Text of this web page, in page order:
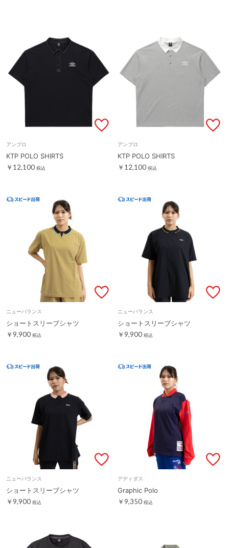
アンブロ
KTP POLO SHIRTS
￥12,100 税込
アンブロ
KTP POLO SHIRTS
￥12,100 税込
ニューバランス
ショートスリーブシャツ
￥9,900 税込
ニューバランス
ショートスリーブシャツ
￥9,900 税込
ニューバランス
ショートスリーブシャツ
￥9,900 税込
アディダス
Graphic Polo
￥9,350 税込